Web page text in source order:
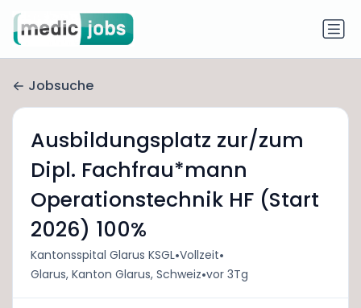
Jobsuche
Ausbildungsplatz zur/zum
Dipl. Fachfrau*mann
Operationstechnik HF (Start
2026) 100%
Kantonsspital Glarus KSGL•Vollzeit•
Glarus, Kanton Glarus, Schweiz•vor 3Tg